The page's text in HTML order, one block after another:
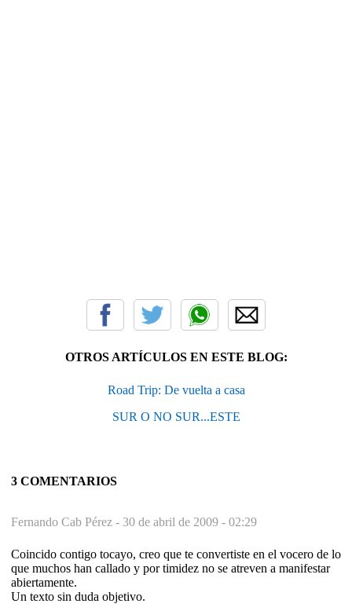
OTROS ARTÍCULOS EN ESTE BLOG:
Road Trip: De vuelta a casa
SUR O NO SUR...ESTE
3 COMENTARIOS
Fernando Cab Pérez - 30 de abril de 2009 - 02:29
Coincido contigo tocayo, creo que te convertiste en el vocero de lo
que muchos han callado y por timidez no se atreven a manifestar
abiertamente.
Un texto sin duda objetivo.